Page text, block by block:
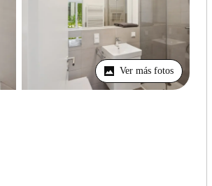
Ver más fotos